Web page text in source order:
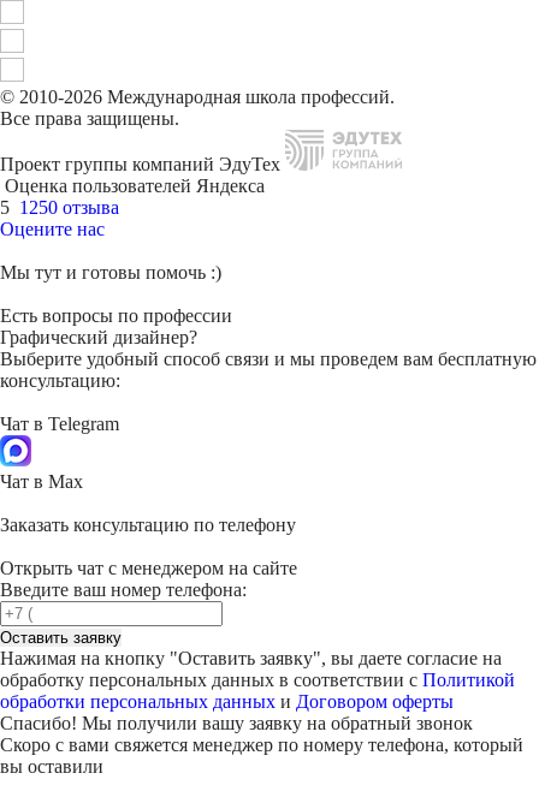
© 2010-2026 Международная школа профессий.
Все права защищены.
Проект группы компаний ЭдуТех
Оценка пользователей Яндекса
5 1250 отзыва
Оцените нас
Мы тут и готовы помочь :)
Есть вопросы по профессии
Графический дизайнер?
Выберите удобный способ связи и мы проведем вам бесплатную
консультацию:
Чат в Telegram
Чат в Max
Заказать консультацию по телефону
Открыть чат с менеджером на сайте
Введите ваш номер телефона:
Оставить заявку
Нажимая на кнопку "Оставить заявку", вы даете согласие на
обработку персональных данных в соответствии с Политикой
обработки персональных данных и Договором оферты
Спасибо! Мы получили вашу заявку на обратный звонок
Скоро с вами свяжется менеджер по номеру телефона, который
вы оставили